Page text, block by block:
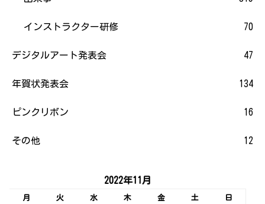
インストラクター研修 70
デジタルアート発表会 47
年賀状発表会 134
ピンクリボン 16
その他 12
2022年11月
月 火 水 木 金 土
日